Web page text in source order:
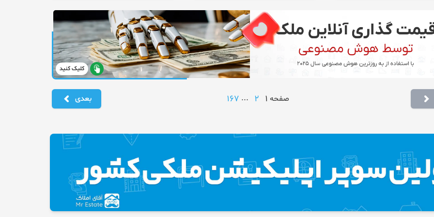
کلیک کنید
صفحه 1
2
...
167 بعدی